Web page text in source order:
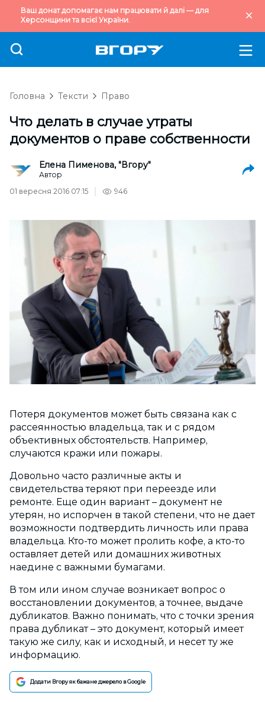
Ваш донат допомагає нам працювати й далі — для
Херсонщини та всієї України.
Головна Тексти Право
Что делать в случае утраты
документов о праве собственности
Елена Пименова, "Вгору"
Автор
01 вересня 2016 07:15
946
Потеря документов может быть связана как с
рассеянностью владельца, так и с рядом
объективных обстоятельств. Например,
случаются кражи или пожары.
Довольно часто различные акты и
свидетельства теряют при переезде или
ремонте. Еще один вариант – документ не
утерян, но испорчен в такой степени, что не дает
возможности подтвердить личность или права
владельца. Кто-то может пролить кофе, а кто-то
оставляет детей или домашних животных
наедине с важными бумагами.
В том или ином случае возникает вопрос о
восстановлении документов, а точнее, выдаче
дубликатов. Важно понимать, что с точки зрения
права дубликат – это документ, который имеет
такую же силу, как и исходный, и несет ту же
информацию.
Додати Вгору як бажане джерело в Google